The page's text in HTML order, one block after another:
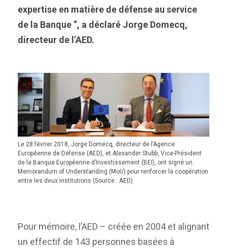
expertise en matière de défense au service
de la Banque “, a déclaré Jorge Domecq,
directeur de l’AED.
Le 28 février 2018, Jorge Domecq, directeur de l’Agence
Européenne de Défense (AED), et Alexander Stubb, Vice-Président
de la Banque Européenne d’Investissement (BEI), ont signé un
Memorandum of Understanding (MoU) pour renforcer la coopération
entre les deux institutions (Source : AED)
Pour mémoire, l’AED – créée en 2004 et alignant
un effectif de 143 personnes basées à